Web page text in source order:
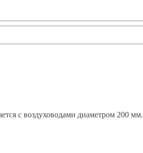
с воздуховодами диаметром 200 мм.